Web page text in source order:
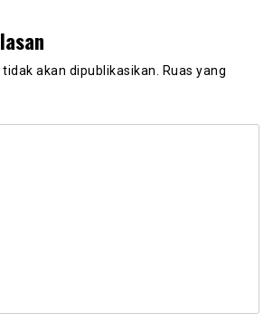
akan dipublikasikan.
Ruas yang